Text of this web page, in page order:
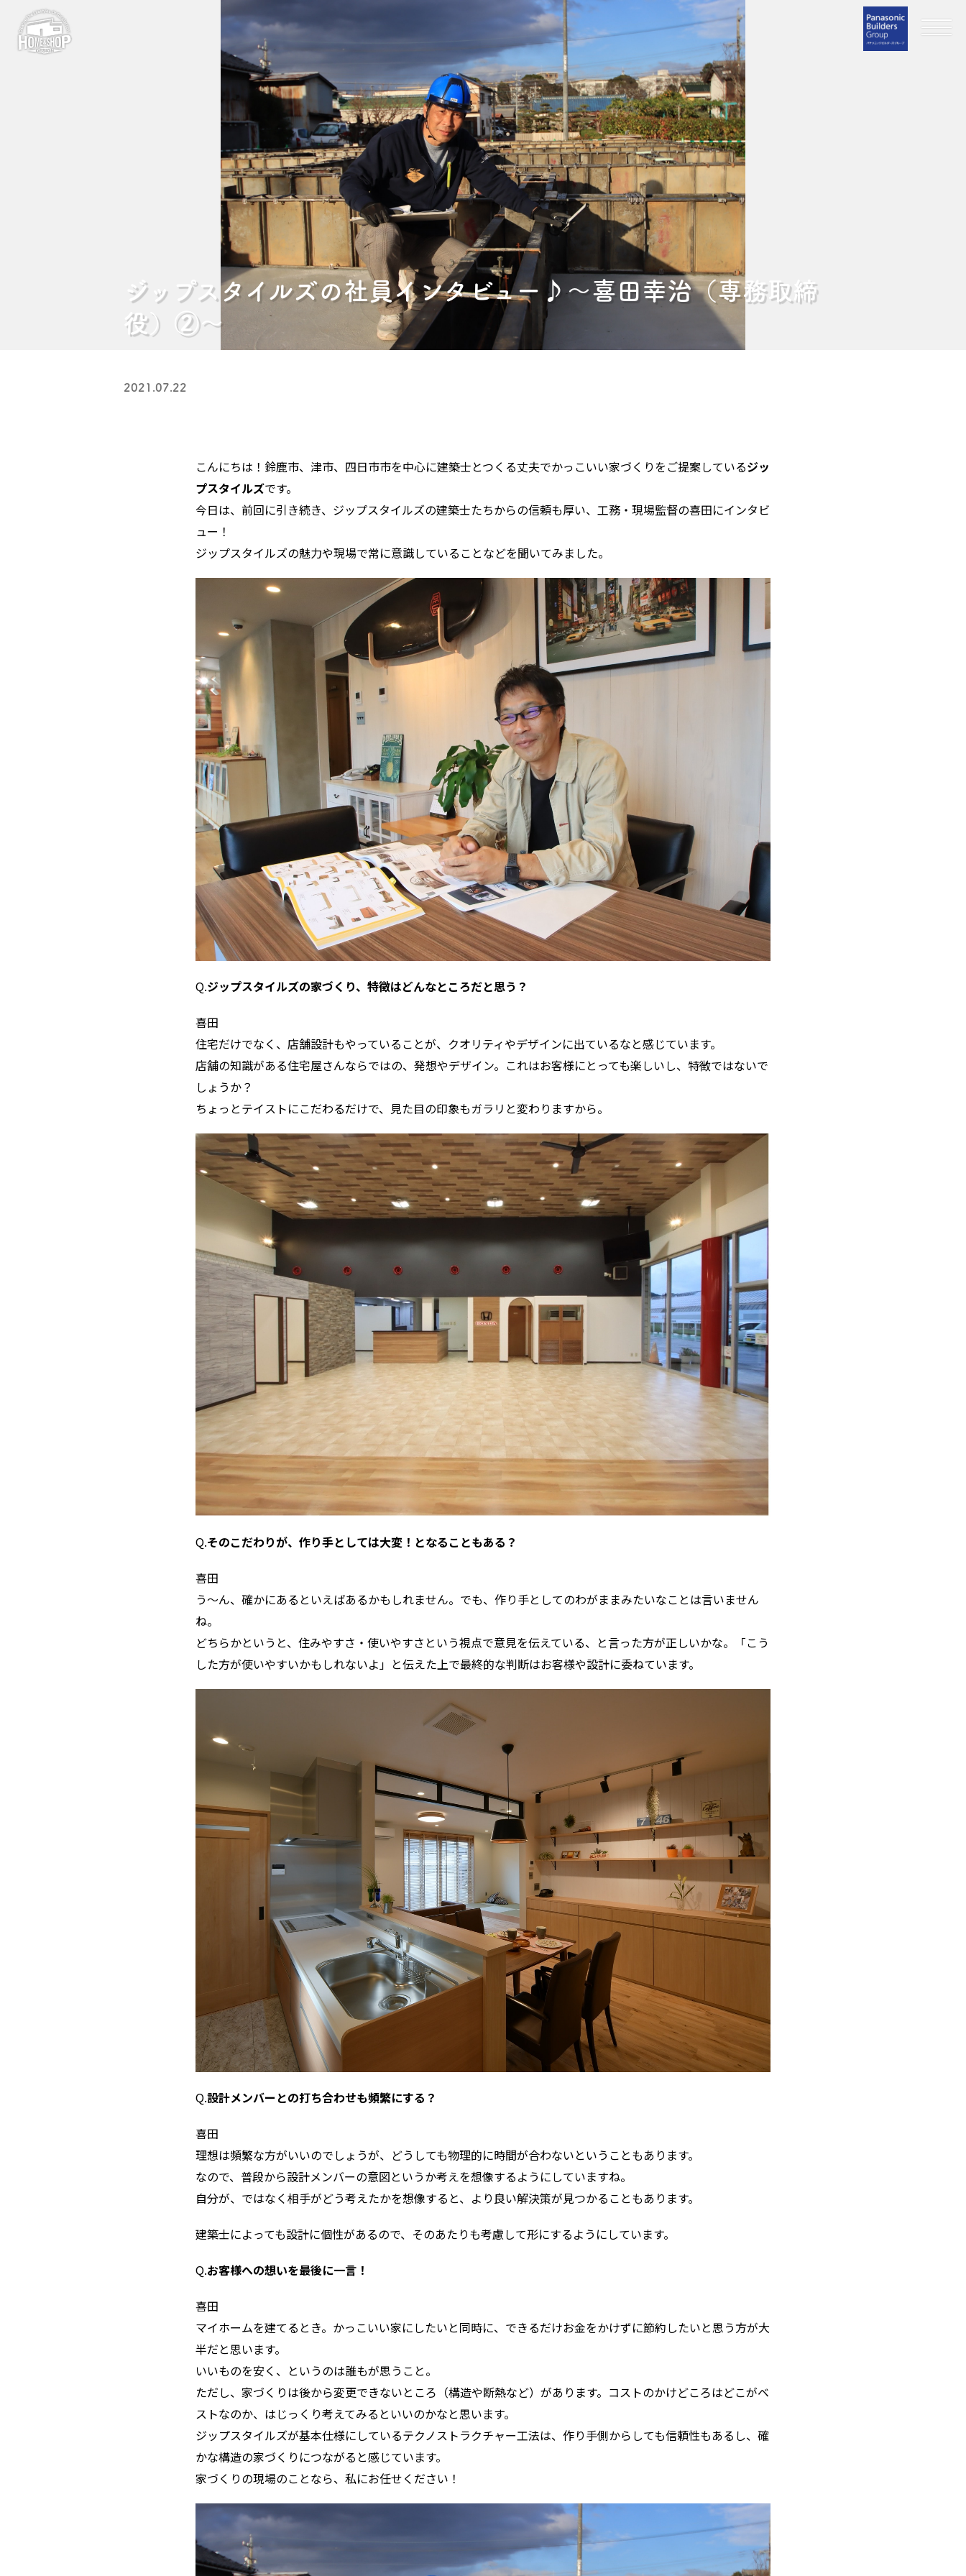
ジップスタイルズの社員インタビュー♪〜喜田幸治（専務取締
役）②〜
2021.07.22
こんにちは！鈴鹿市、津市、四日市市を中心に建築士とつくる丈夫でかっこいい家づくりをご提案しているジッ
プスタイルズです。
今日は、前回に引き続き、ジップスタイルズの建築士たちからの信頼も厚い、工務・現場監督の喜田にインタビ
ュー！
ジップスタイルズの魅力や現場で常に意識していることなどを聞いてみました。
Q.ジップスタイルズの家づくり、特徴はどんなところだと思う？
――喜田
住宅だけでなく、店舗設計もやっていることが、クオリティやデザインに出ているなと感じています。
店舗の知識がある住宅屋さんならではの、発想やデザイン。これはお客様にとっても楽しいし、特徴ではないで
しょうか？
ちょっとテイストにこだわるだけで、見た目の印象もガラリと変わりますから。
Q.そのこだわりが、作り手としては大変！となることもある？
――喜田
う〜ん、確かにあるといえばあるかもしれません。でも、作り手としてのわがままみたいなことは言いません
ね。
どちらかというと、住みやすさ・使いやすさという視点で意見を伝えている、と言った方が正しいかな。「こう
した方が使いやすいかもしれないよ」と伝えた上で最終的な判断はお客様や設計に委ねています。
Q.設計メンバーとの打ち合わせも頻繁にする？
――喜田
理想は頻繁な方がいいのでしょうが、どうしても物理的に時間が合わないということもあります。
なので、普段から設計メンバーの意図というか考えを想像するようにしていますね。
自分が、ではなく相手がどう考えたかを想像すると、より良い解決策が見つかることもあります。
建築士によっても設計に個性があるので、そのあたりも考慮して形にするようにしています。
Q.お客様への想いを最後に一言！
――喜田
マイホームを建てるとき。かっこいい家にしたいと同時に、できるだけお金をかけずに節約したいと思う方が大
半だと思います。
いいものを安く、というのは誰もが思うこと。
ただし、家づくりは後から変更できないところ（構造や断熱など）があります。コストのかけどころはどこがベ
ストなのか、はじっくり考えてみるといいのかなと思います。
ジップスタイルズが基本仕様にしているテクノストラクチャー工法は、作り手側からしても信頼性もあるし、確
かな構造の家づくりにつながると感じています。
家づくりの現場のことなら、私にお任せください！